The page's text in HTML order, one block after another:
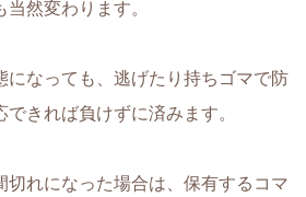
然変わります。
になっても、逃げたり持ちゴマで防
きれば負けずに済みます。
切れになった場合は、保有するコマ